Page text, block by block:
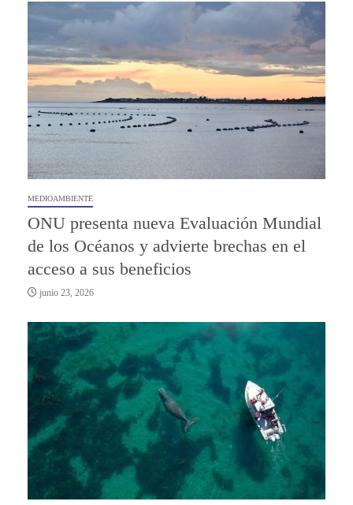
MEDIOAMBIENTE
ONU presenta nueva Evaluación Mundial
de los Océanos y advierte brechas en el
acceso a sus beneficios
junio 23, 2026